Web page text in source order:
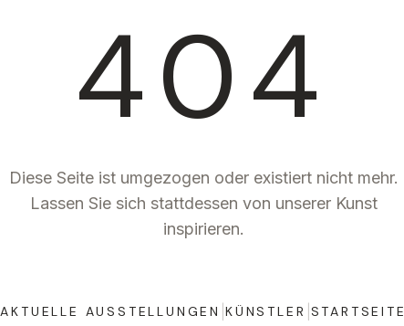
404
Diese Seite ist umgezogen oder existiert nicht mehr.
Lassen Sie sich stattdessen von unserer Kunst
inspirieren.
AKTUELLE AUSSTELLUNGEN |KÜNSTLER STARTSEITE